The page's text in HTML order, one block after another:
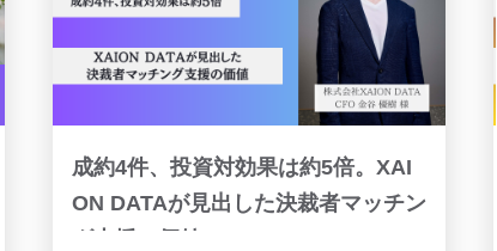
成約4件、投資対効果は約5倍。XAI
ON DATAが見出した決裁者マッチン
グ支援の価値